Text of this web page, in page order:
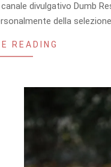
divulgativo Dumb
della
READING